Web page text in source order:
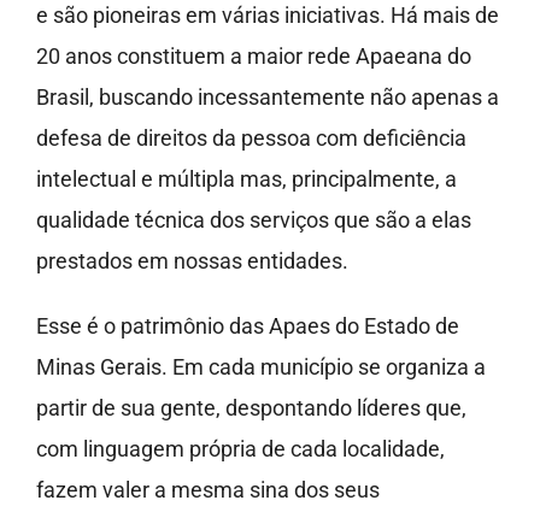
e são pioneiras em várias iniciativas. Há mais de
20 anos constituem a maior rede Apaeana do
Brasil, buscando incessantemente não apenas a
defesa de direitos da pessoa com deficiência
intelectual e múltipla mas, principalmente, a
qualidade técnica dos serviços que são a elas
prestados em nossas entidades.
Esse é o patrimônio das Apaes do Estado de
Minas Gerais. Em cada município se organiza a
partir de sua gente, despontando líderes que,
com linguagem própria de cada localidade,
fazem valer a mesma sina dos seus